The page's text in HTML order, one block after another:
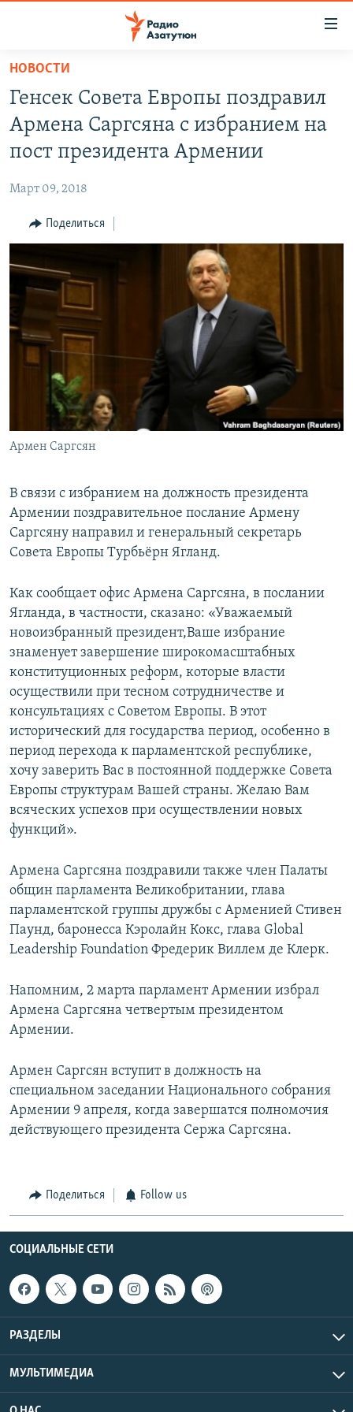
Перейти
основному
содержанию
Перейти
основной
навигации
Перейти
поиску
ПОЛИТИКА
ЭКОНОМИКА
РЕГИОН
КУЛЬТУРА
АРХИВ
Հայերեն
English
Русский
Все сайты Радио Азатутюн
НОВОСТИ
Генсек Совета Европы поздравил
Армена Саргсяна с избранием на
пост президента Армении
Март 09, 2018
Поделиться
Армен Саргсян
В связи с избранием на должность президента
Армении поздравительное послание Армену
Саргсяну направил и генеральный секретарь
Совета Европы Турбьёрн Ягланд.
Как сообщает офис Армена Саргсяна, в послании
Ягланда, в частности, сказано: «Уважаемый
новоизбранный президент,Ваше избрание
знаменует завершение широкомасштабных
конституционных реформ, которые власти
осуществили при тесном сотрудничестве и
консультациях с Советом Европы. В этот
исторический для государства период, особенно в
период перехода к парламентской республике,
хочу заверить Вас в постоянной поддержке Совета
Европы структурам Вашей страны. Желаю Вам
всяческих успехов при осуществлении новых
функций».
Армена Саргсяна поздравили также член Палаты
общин парламента Великобритании, глава
парламентской группы дружбы с Арменией Стивен
Паунд, баронесса Кэролайн Кокс, глава Global
Leadership Foundation Фредерик Виллем де Клерк.
Напомним, 2 марта парламент Армении избрал
Армена Саргсяна четвертым президентом
Армении.
Армен Саргсян вступит в должность на
специальном заседании Национального собрания
Армении 9 апреля, когда завершатся полномочия
действующего президента Сержа Саргсяна.
Поделиться Follow us
СОЦИАЛЬНЫЕ СЕТИ
РАЗДЕЛЫ
МУЛЬТИМЕДИА